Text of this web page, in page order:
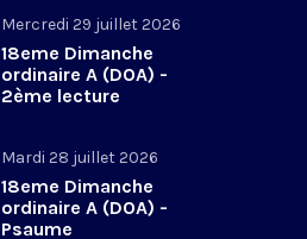
Mercredi 29 juillet 2026
18eme Dimanche
ordinaire A (DOA) -
2ème lecture
Mardi 28 juillet 2026
18eme Dimanche
ordinaire A (DOA) -
Psaume